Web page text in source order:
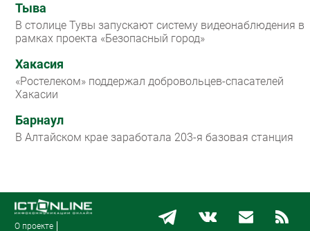
Тыва
В столице Тувы запускают систему видеонаблюдения в
рамках проекта «Безопасный город»
Хакасия
«Ростелеком» поддержал добровольцев-спасателей
Хакасии
Барнаул
В Алтайском крае заработала 203-я базовая станция
О проекте